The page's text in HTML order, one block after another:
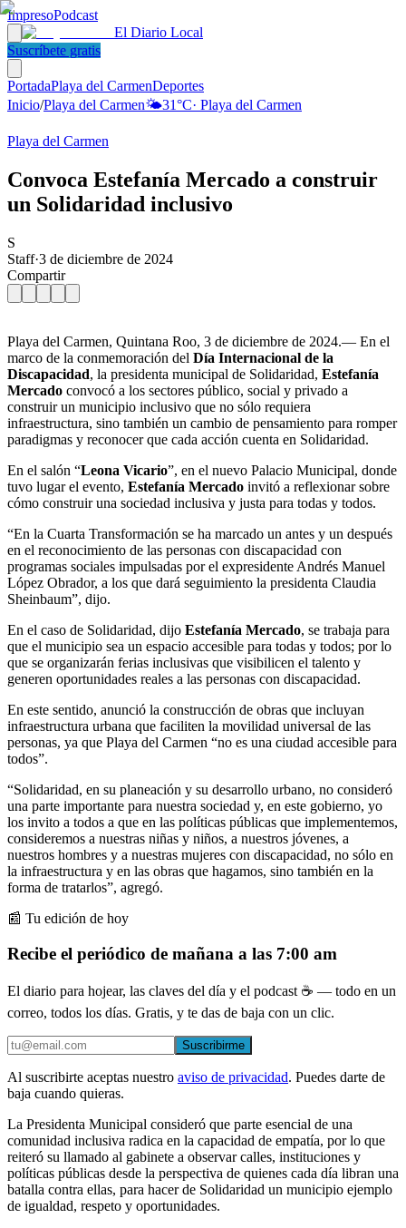
ImpresoPodcast
El Diario Local
Suscríbete gratis
PortadaPlaya del CarmenDeportes
Inicio/Playa del Carmen🌤️31°C· Playa del Carmen
Playa del Carmen
Convoca Estefanía Mercado a construir
un Solidaridad inclusivo
S
Staff·3 de diciembre de 2024
Compartir
Playa del Carmen, Quintana Roo, 3 de diciembre de 2024.— En el
marco de la conmemoración del Día Internacional de la
Discapacidad, la presidenta municipal de Solidaridad, Estefanía
Mercado convocó a los sectores público, social y privado a
construir un municipio inclusivo que no sólo requiera
infraestructura, sino también un cambio de pensamiento para romper
paradigmas y reconocer que cada acción cuenta en Solidaridad.
En el salón “Leona Vicario”, en el nuevo Palacio Municipal, donde
tuvo lugar el evento, Estefanía Mercado invitó a reflexionar sobre
cómo construir una sociedad inclusiva y justa para todas y todos.
“En la Cuarta Transformación se ha marcado un antes y un después
en el reconocimiento de las personas con discapacidad con
programas sociales impulsadas por el expresidente Andrés Manuel
López Obrador, a los que dará seguimiento la presidenta Claudia
Sheinbaum”, dijo.
En el caso de Solidaridad, dijo Estefanía Mercado, se trabaja para
que el municipio sea un espacio accesible para todas y todos; por lo
que se organizarán ferias inclusivas que visibilicen el talento y
generen oportunidades reales a las personas con discapacidad.
En este sentido, anunció la construcción de obras que incluyan
infraestructura urbana que faciliten la movilidad universal de las
personas, ya que Playa del Carmen “no es una ciudad accesible para
todos”.
“Solidaridad, en su planeación y su desarrollo urbano, no consideró
una parte importante para nuestra sociedad y, en este gobierno, yo
los invito a todos a que en las políticas públicas que implementemos,
consideremos a nuestras niñas y niños, a nuestros jóvenes, a
nuestros hombres y a nuestras mujeres con discapacidad, no sólo en
la infraestructura y en las obras que hagamos, sino también en la
forma de tratarlos”, agregó.
📰 Tu edición de hoy
Recibe el periódico de mañana a las 7:00 am
El diario para hojear, las claves del día y el podcast ☕ — todo en un
correo, todos los días. Gratis, y te das de baja con un clic.
Suscribirme
Al suscribirte aceptas nuestro aviso de privacidad. Puedes darte de
baja cuando quieras.
La Presidenta Municipal consideró que parte esencial de una
comunidad inclusiva radica en la capacidad de empatía, por lo que
reiteró su llamado al gabinete a observar calles, instituciones y
políticas públicas desde la perspectiva de quienes cada día libran una
batalla contra ellas, para hacer de Solidaridad un municipio ejemplo
de igualdad, respeto y oportunidades.